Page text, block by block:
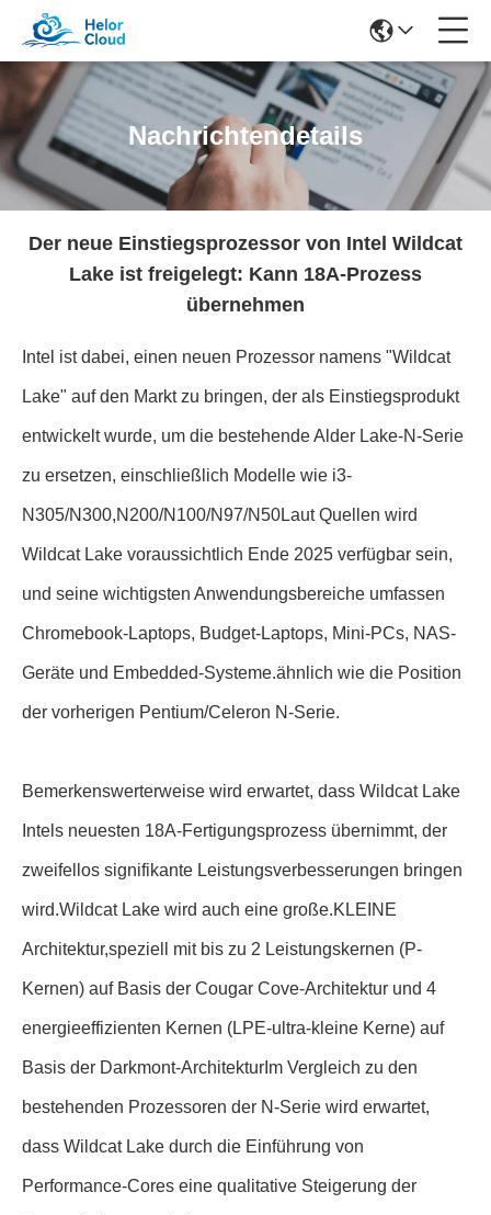
Nachrichtendetails
Der neue Einstiegsprozessor von Intel Wildcat
Lake ist freigelegt: Kann 18A-Prozess
übernehmen
Intel ist dabei, einen neuen Prozessor namens "Wildcat
Lake" auf den Markt zu bringen, der als Einstiegsprodukt
entwickelt wurde, um die bestehende Alder Lake-N-Serie
zu ersetzen, einschließlich Modelle wie i3-
N305/N300,N200/N100/N97/N50Laut Quellen wird
Wildcat Lake voraussichtlich Ende 2025 verfügbar sein,
und seine wichtigsten Anwendungsbereiche umfassen
Chromebook-Laptops, Budget-Laptops, Mini-PCs, NAS-
Geräte und Embedded-Systeme.ähnlich wie die Position
der vorherigen Pentium/Celeron N-Serie.
Bemerkenswerterweise wird erwartet, dass Wildcat Lake
Intels neuesten 18A-Fertigungsprozess übernimmt, der
zweifellos signifikante Leistungsverbesserungen bringen
wird.Wildcat Lake wird auch eine große.KLEINE
Architektur,speziell mit bis zu 2 Leistungskernen (P-
Kernen) auf Basis der Cougar Cove-Architektur und 4
energieeffizienten Kernen (LPE-ultra-kleine Kerne) auf
Basis der Darkmont-ArchitekturIm Vergleich zu den
bestehenden Prozessoren der N-Serie wird erwartet,
dass Wildcat Lake durch die Einführung von
Performance-Cores eine qualitative Steigerung der